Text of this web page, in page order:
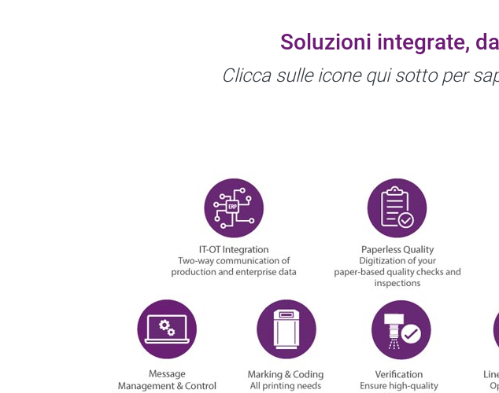
Soluzioni integrate,
Clicca sulle icone qui sotto per